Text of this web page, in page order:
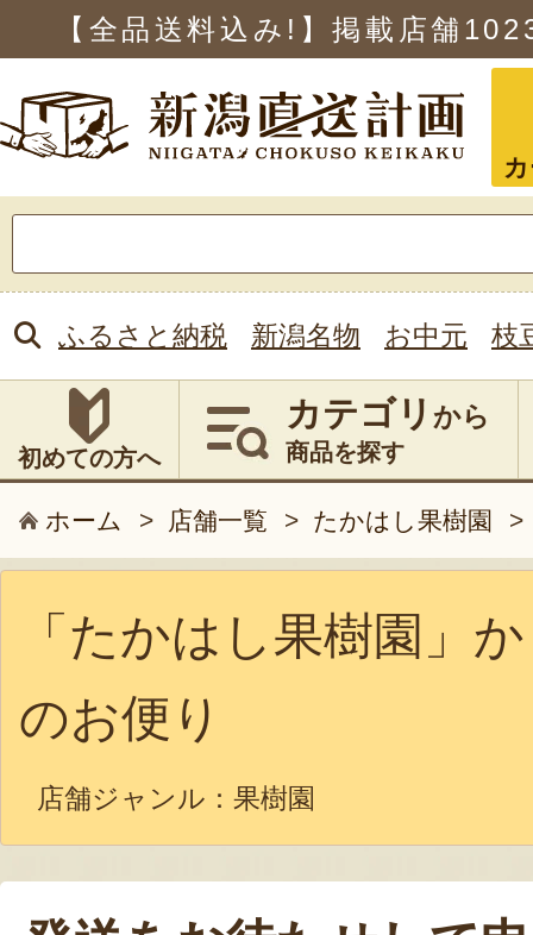
【全品送料込み!】掲載店舗
索:
ふるさと納税 新潟名物 お中元 枝
初めての方へ
カテゴリ から
商品を探す
ホーム > 店舗一覧 > たかはし果樹園 >
「たかはし果樹園」
のお便り
店舗ジャンル： 果樹園